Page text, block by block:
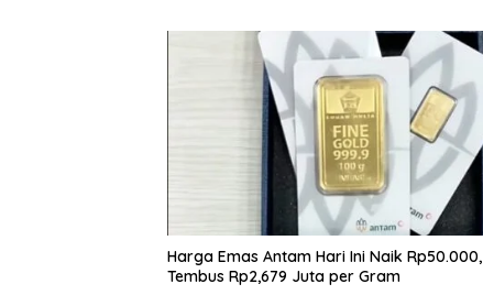
Harga Emas Antam Hari Ini Naik Rp50.000,
Tembus Rp2,679 Juta per Gram